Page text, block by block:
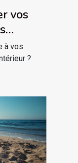
vos
?
à vos
?